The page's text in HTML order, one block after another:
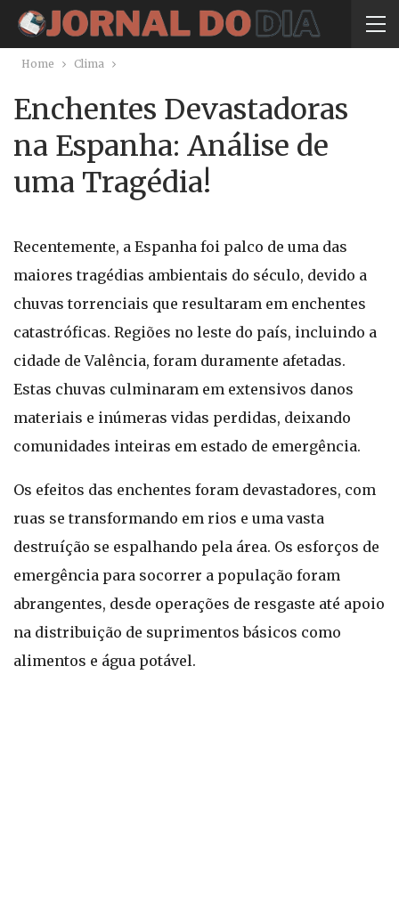
Home Clima
Enchentes Devastadoras
na Espanha: Análise de
uma Tragédia!
Recentemente, a Espanha foi palco de uma das
maiores tragédias ambientais do século, devido a
chuvas torrenciais que resultaram em enchentes
catastróficas. Regiões no leste do país, incluindo a
cidade de Valência, foram duramente afetadas.
Estas chuvas culminaram em extensivos danos
materiais e inúmeras vidas perdidas, deixando
comunidades inteiras em estado de emergência.
Os efeitos das enchentes foram devastadores, com
ruas se transformando em rios e uma vasta
destruíção se espalhando pela área. Os esforços de
emergência para socorrer a população foram
abrangentes, desde operações de resgaste até apoio
na distribuição de suprimentos básicos como
alimentos e água potável.